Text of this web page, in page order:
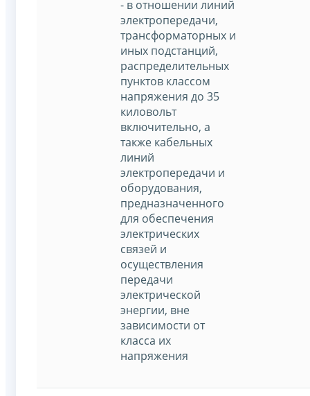
- в отношении линий
электропередачи,
трансформаторных и
иных подстанций,
распределительных
пунктов классом
напряжения до 35
киловольт
включительно, а
также кабельных
линий
электропередачи и
оборудования,
предназначенного
для обеспечения
электрических
связей и
осуществления
передачи
электрической
энергии, вне
зависимости от
класса их
напряжения